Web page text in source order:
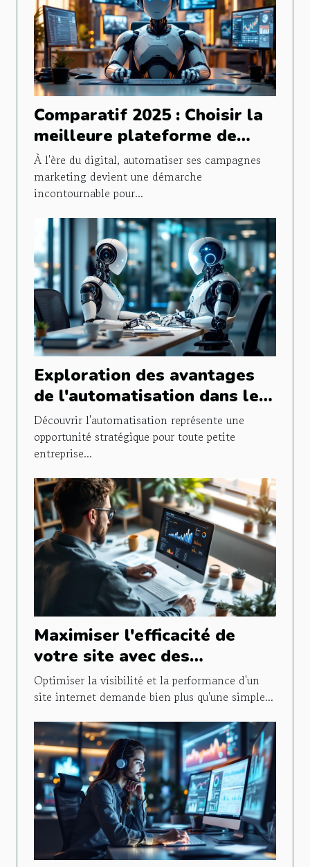
Comparatif 2025 : Choisir la
meilleure plateforme de
marketing automatisé
À l'ère du digital, automatiser ses campagnes
marketing devient une démarche
incontournable pour...
Exploration des avantages
de l'automatisation dans les
petites entreprises
Découvrir l'automatisation représente une
opportunité stratégique pour toute petite
entreprise...
Maximiser l'efficacité de
votre site avec des
stratégies SEO avancées
Optimiser la visibilité et la performance d'un
site internet demande bien plus qu'une simple...